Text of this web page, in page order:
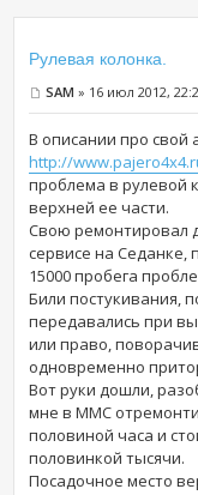
Рулевая колонка.
SAM » 16 июл 2012,
В описании про свой
http://
проблема в рулевой
верхней ее части.
Свою ремонтировал
сервисе на Седанке,
15000 пробега
Били постукивания,
передавались при
или право,
одновременно
Вот руки дошли,
мне в ММС
половиной часа и
половинкой тысячи.
Посадочное место